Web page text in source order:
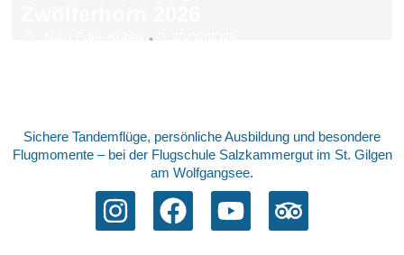
•
Sichere Tandemflüge, persönliche Ausbildung und besondere
Flugmomente – bei der Flugschule Salzkammergut im St. Gilgen
am Wolfgangsee.